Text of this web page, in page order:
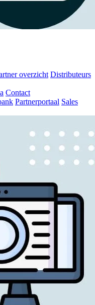
overzicht Distributeurs
Contact
Partnerportaal Sales